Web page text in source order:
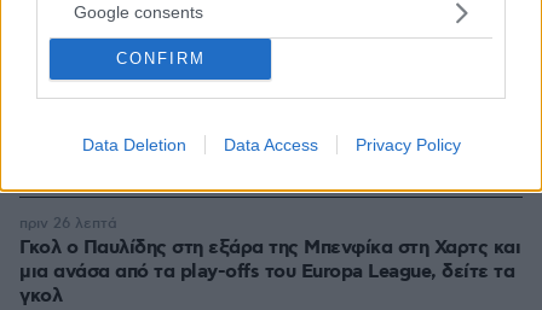
Google consents
CONFIRM
Data Deletion Data Access Privacy Policy
Διασκεδάζουμε υπεύθυνα, επιστρέφουμε με ασφάλεια
Γκολ ο Παυλίδης στη εξάρα της Μπενφίκα στη Χαρτς και
μια ανάσα από τα play-offs του Europa League, δείτε τα
γκολ
πριν 26 λεπτά